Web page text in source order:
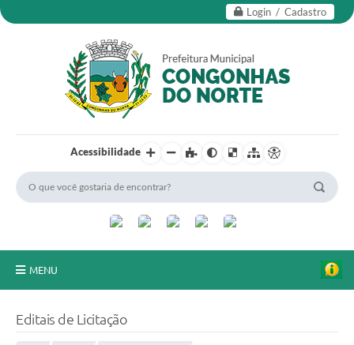
Login / Cadastro
Acessibilidade
MENU
Editais de Licitação